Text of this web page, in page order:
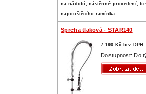
na nádobí, nástěnné provedení,
napouštěcího ramínka
Sprcha tlaková - STAR140
7.190 Kč bez DPH
Dostupnost: Do